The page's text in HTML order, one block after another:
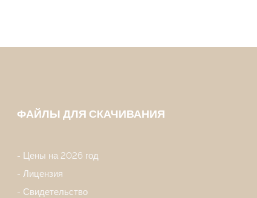
ФАЙЛЫ ДЛЯ СКАЧИВАНИЯ
Цены на 2026 год
Лицензия
Свидетельство